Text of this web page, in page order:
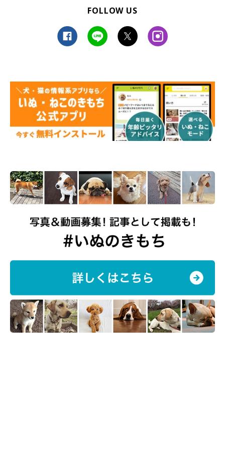
くされたように寝そべる」といういじけ方をするのだそう。
また食事中以外にも、いつも遊んでくれるパパさんがギターの練
習を始めると、モッシュくんはふてくされて寝そべり、ため息を
ついているようです。モッシュくんは気持ちが態度に出やすいよ
FOLLOW US